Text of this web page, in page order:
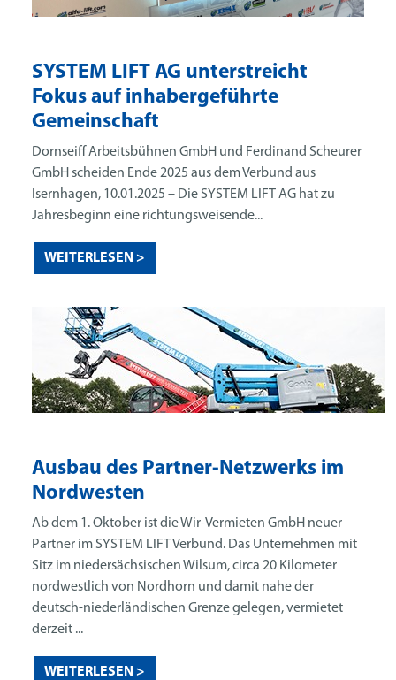
Ausbau des Partner-Netzwerks im
Nordwesten
Ab dem 1. Oktober ist die Wir-Vermieten GmbH neuer
Partner im SYSTEM LIFT Verbund. Das Unternehmen mit
Sitz im niedersächsischen Wilsum, circa 20 Kilometer
nordwestlich von Nordhorn und damit nahe der
deutsch-niederländischen Grenze gelegen, vermietet
derzeit ...
WEITERLESEN >
SYSTEM LIFT AG unterstreicht
Fokus auf inhabergeführte
Gemeinschaft
Dornseiff Arbeitsbühnen GmbH und Ferdinand Scheurer
GmbH scheiden Ende 2025 aus dem Verbund aus
Isernhagen, 10.01.2025 – Die SYSTEM LIFT AG hat zu
Jahresbeginn eine richtungsweisende...
WEITERLESEN >